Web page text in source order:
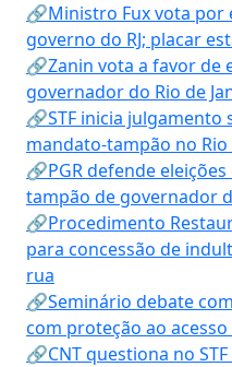
🔗Ministro Fux vota por
governo do RJ; placar
🔗Zanin vota a favor de
governador do Rio de
🔗STF inicia julgamento
mandato-tampão no Rio
🔗PGR defende
tampão de governador
🔗Procedimento
para concessão de
rua
🔗Seminário debate
com proteção ao acesso
🔗CNT questiona no